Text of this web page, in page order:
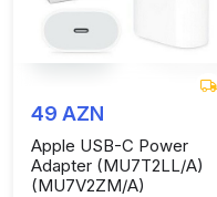
49 AZN
Apple USB-C Power
Adapter (MU7T2LL/A)
(MU7V2ZM/A)